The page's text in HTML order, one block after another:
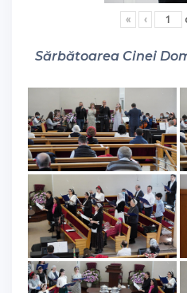
« ‹
Sărbătoarea Cinei